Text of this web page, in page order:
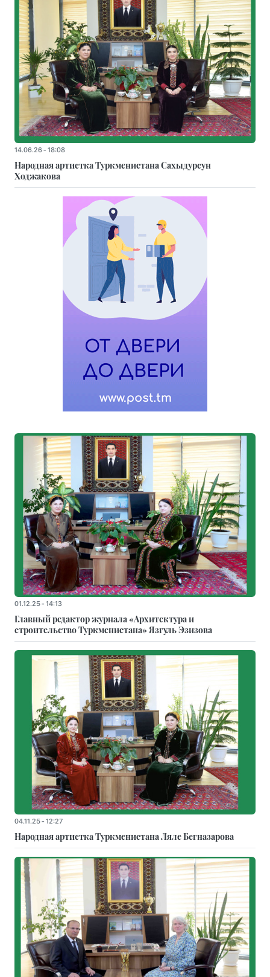
14.06.26 - 18:08
Народная артистка Туркменистана Сахыдурсун
Ходжакова
01.12.25 - 14:13
Главный редактор журнала «Архитектура и
строительство Туркменистана» Язгуль Эзизова
04.11.25 - 12:27
Народная артистка Туркменистана Ляле Бегназарова